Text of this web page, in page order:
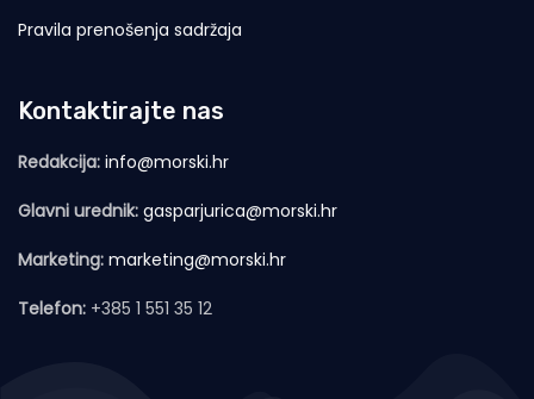
Pravila prenošenja sadržaja
Kontaktirajte nas
Redakcija: info@morski.hr
Glavni urednik: gasparjurica@morski.hr
Marketing: marketing@morski.hr
Telefon: +385 1 551 35 12